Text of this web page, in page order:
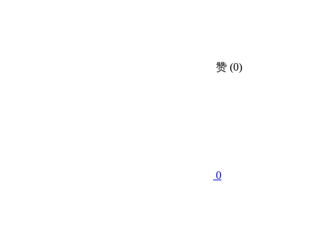
赞 (0)
0